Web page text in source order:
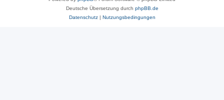
Deutsche Übersetzung durch phpBB.de
Datenschutz| Nutzungsbedingungen